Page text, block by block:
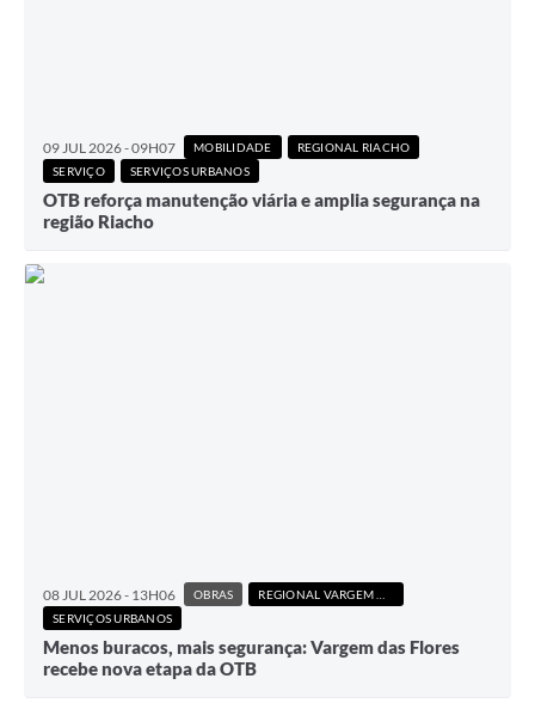
09 JUL 2026 - 09H07 MOBILIDADE
REGIONAL RIACHO
SERVIÇO
SERVIÇOS URBANOS
OTB reforça manutenção viária e amplia segurança na
região Riacho
08 JUL 2026 - 13H06 OBRAS
SERVIÇOS URBANOS
Menos buracos, mais segurança: Vargem das Flores
recebe nova etapa da OTB